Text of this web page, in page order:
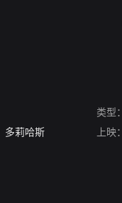
类型：
多莉哈斯 上映：